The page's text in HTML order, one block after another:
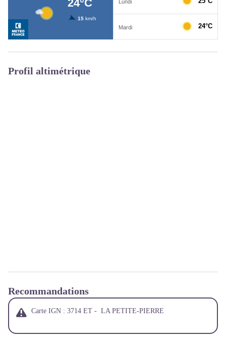
Profil altimétrique
Recommandations
Carte IGN : 3714 ET - LA PETITE-PIERRE